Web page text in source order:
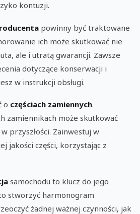
kontuzji.
powinny być traktowane
ich może skutkować nie
ale i utratą gwarancji. Zawsze
dotyczące konserwacji i
w instrukcji obsługi.
o częściach zamiennych.
zamiennikach może skutkować
przyszłości. Zainwestuj w
jakości części, korzystając z
samochodu to klucz do jego
stworzyć harmonogram
żadnej ważnej czynności, jak